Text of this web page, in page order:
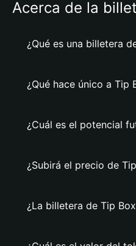
Acerca de la
¿Qué es una billetera
¿Qué hace único a Tip
¿Cuál es el potencial
¿Subirá el precio de
¿La billetera de Tip